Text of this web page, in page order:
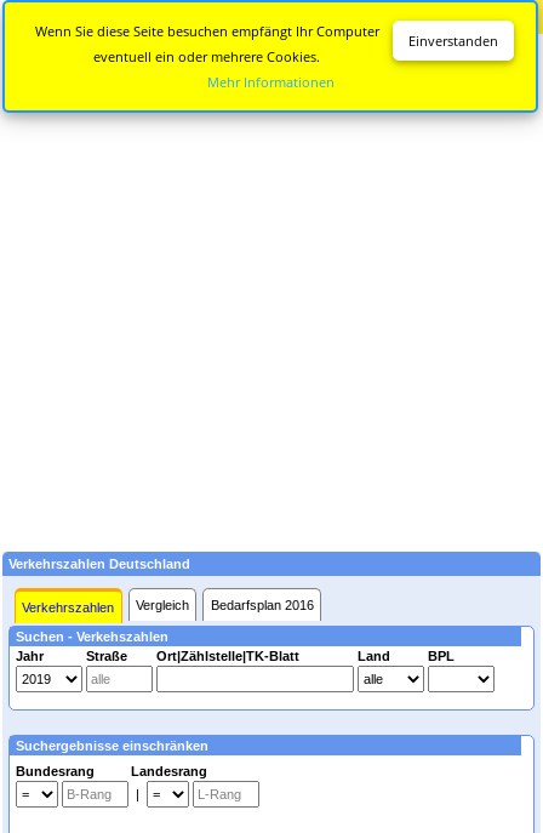
Verkehrszahlen Deutschland
Verkehrszahlen Vergleich Bedarfsplan 2016
Suchen - Verkehszahlen
Jahr
Straße Ort|Zählstelle|TK-Blatt Land BPL
Suchergebnisse einschränken
Bundesrang Landesrang
|
Einverstanden
Wenn Sie diese Seite besuchen empfängt Ihr Computer
eventuell ein oder mehrere Cookies.
Mehr Informationen